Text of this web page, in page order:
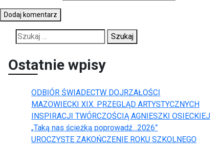
Szukaj:
Ostatnie wpisy
ODBIÓR ŚWIADECTW DOJRZAŁOŚCI
MAZOWIECKI XIX. PRZEGLĄD ARTYSTYCZNYCH
INSPIRACJI TWÓRCZOŚCIĄ AGNIESZKI OSIECKIEJ
„Taką nas ścieżką poprowadź…2026”
UROCZYSTE ZAKOŃCZENIE ROKU SZKOLNEGO